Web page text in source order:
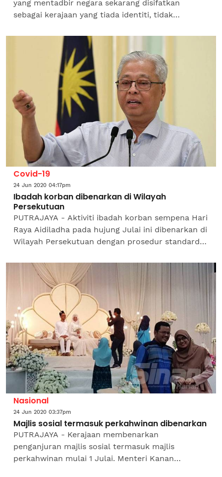
yang mentadbir negara sekarang disifatkan
sebagai kerajaan yang tiada identiti, tidak
manifesto, kata Naib...
Covid-19
24 Jun 2020 04:17pm
Ibadah korban dibenarkan di Wilayah
Persekutuan
PUTRAJAYA - Aktiviti ibadah korban sempena Hari
Raya Aidiladha pada hujung Julai ini dibenarkan di
Wilayah Persekutuan dengan prosedur standard
(Kluster...
Nasional
24 Jun 2020 03:37pm
Majlis sosial termasuk perkahwinan dibenarkan
PUTRAJAYA - Kerajaan membenarkan
penganjuran majlis sosial termasuk majlis
perkahwinan mulai 1 Julai. Menteri Kanan